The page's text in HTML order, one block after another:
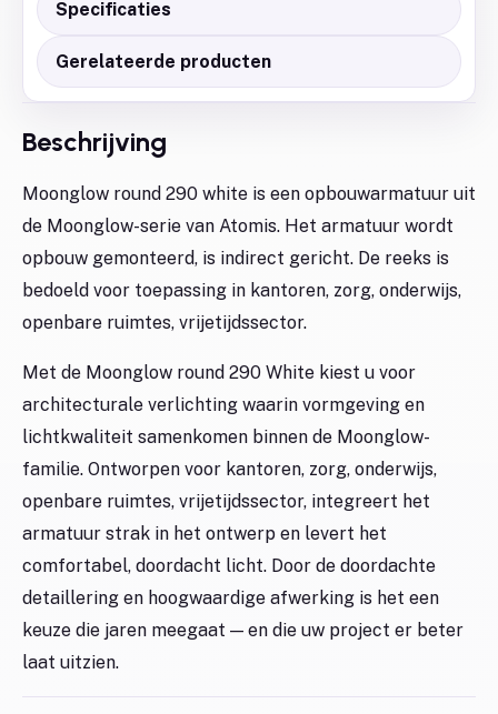
Specificaties
Gerelateerde producten
Beschrijving
Moonglow round 290 white is een opbouwarmatuur uit
de Moonglow-serie van Atomis. Het armatuur wordt
opbouw gemonteerd, is indirect gericht. De reeks is
bedoeld voor toepassing in kantoren, zorg, onderwijs,
openbare ruimtes, vrijetijdssector.
Met de Moonglow round 290 White kiest u voor
architecturale verlichting waarin vormgeving en
lichtkwaliteit samenkomen binnen de Moonglow-
familie. Ontworpen voor kantoren, zorg, onderwijs,
openbare ruimtes, vrijetijdssector, integreert het
armatuur strak in het ontwerp en levert het
comfortabel, doordacht licht. Door de doordachte
detaillering en hoogwaardige afwerking is het een
keuze die jaren meegaat — en die uw project er beter
laat uitzien.